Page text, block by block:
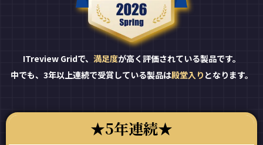
ITreview Gridで、 満足度が高く評価されている製品です。
中でも、3年以上連続で受賞している製品は殿堂入り となります。
5年連続